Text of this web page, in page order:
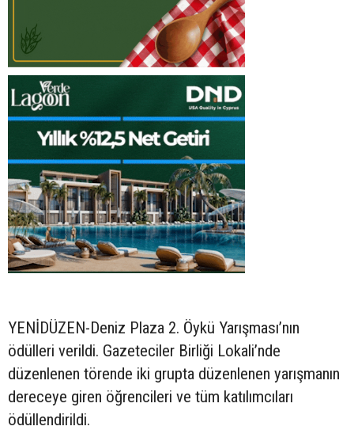
YENİDÜZEN-Deniz Plaza 2. Öykü Yarışması’nın
ödülleri verildi. Gazeteciler Birliği Lokali’nde
düzenlenen törende iki grupta düzenlenen yarışmanın
dereceye giren öğrencileri ve tüm katılımcıları
ödüllendirildi.